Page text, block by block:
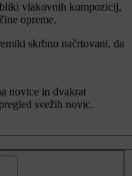
vlakovnih kompozicij,
opreme.
skrbno načrtovani, da
novice in dvakrat
svežih novic.